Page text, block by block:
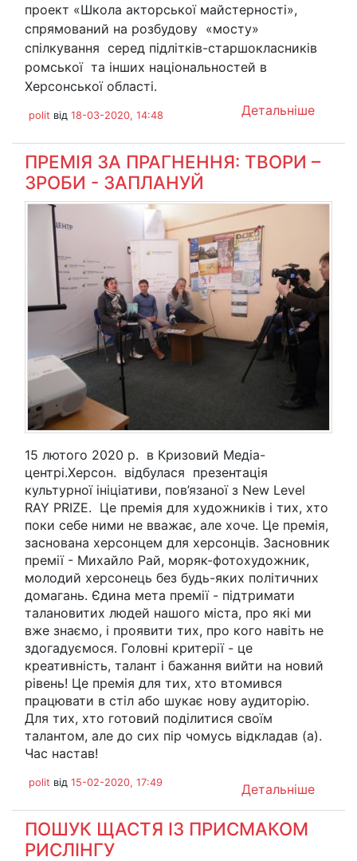
проект «Школа акторської майстерності»,
спрямований на розбудову «мосту»
спілкування серед підлітків-старшокласників
ромської та інших національностей в
Херсонської області.
Детальніше
polit від 18-03-2020, 14:48
ПРЕМІЯ ЗА ПРАГНЕННЯ: ТВОРИ –
ЗРОБИ - ЗАПЛАНУЙ
15 лютого 2020 р. в Кризовий Медіа-
центрі.Херсон. відбулася презентація
культурної ініціативи, пов’язаної з New Level
RAY PRIZE. Це премія для художників і тих, хто
поки себе ними не вважає, але хоче. Це премія,
заснована херсонцем для херсонців. Засновник
премії - Михайло Рай, моряк-фотохудожник,
молодий херсонець без будь-яких політичних
домагань. Єдина мета премії - підтримати
талановитих людей нашого міста, про які ми
вже знаємо, і проявити тих, про кого навіть не
здогадуємося. Головні критерії - це
креативність, талант і бажання вийти на новий
рівень! Це премія для тих, хто втомився
працювати в стіл або шукає нову аудиторію.
Для тих, хто готовий поділитися своїм
талантом, але до сих пір чомусь відкладав (а).
Час настав!
Детальніше
polit від 15-02-2020, 17:49
ПОШУК ЩАСТЯ ІЗ ПРИСМАКОМ
РИСЛІНГУ